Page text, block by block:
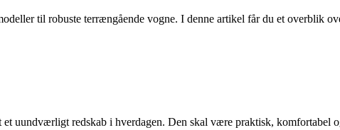
til robuste terrængående vogne. I denne artikel får du et overblik
uundværligt redskab i hverdagen. Den skal være praktisk, komfortabel